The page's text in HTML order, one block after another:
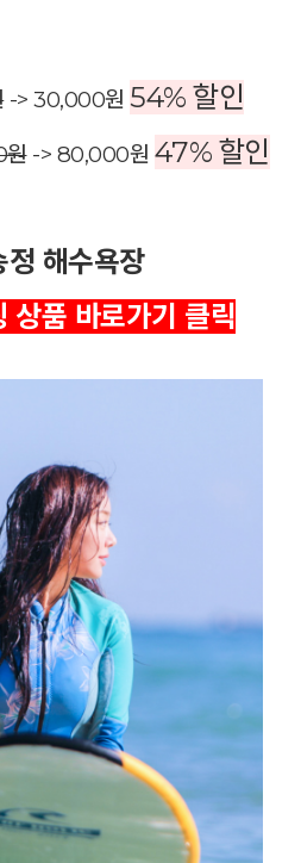
-> 30,000원54% 할인
원-> 80,000원 47% 할인
정 해수욕장
상품 바로가기 클릭